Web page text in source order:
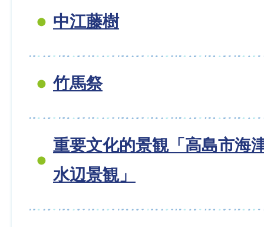
中江藤樹
竹馬祭
重要文化的景観「高島市海
水辺景観」